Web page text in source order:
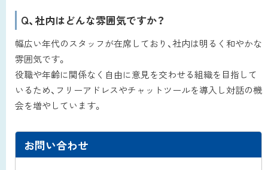
Q、社内はどんな雰囲気ですか？
幅広い年代のスタッフが在席しており、社内は明るく和やかな
雰囲気です。
役職や年齢に関係なく自由に意見を交わせる組織を目指して
いるため、フリーアドレスやチャットツールを導入し対話の機
会を増やしています。
プ
お問い合わせ